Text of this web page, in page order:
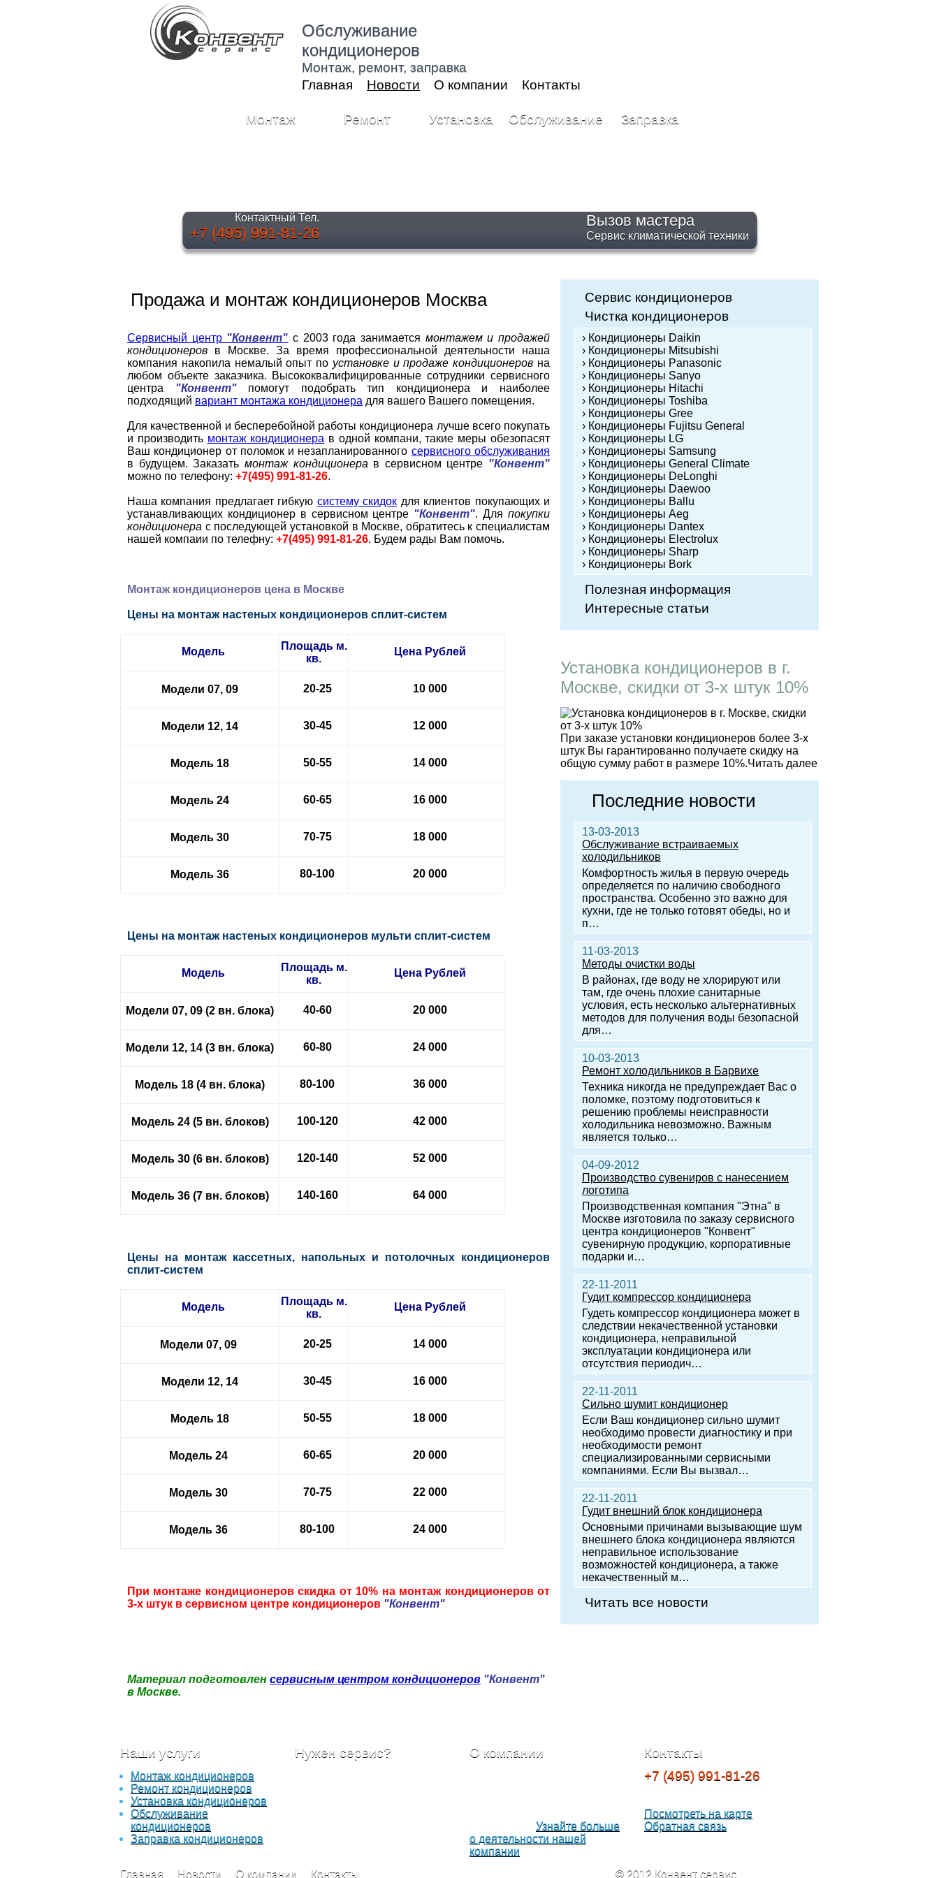
Обслуживание
кондиционеров
Монтаж, ремонт, заправка
Главная
Новости О компании Контакты
Монтаж Ремонт Установка Обслуживание Заправка
Контактный Тел.
+7 (495) 991-81-26
Вызов мастера
Cервис климатической техники
Продажа и монтаж кондиционеров Москва
Сервисный центр "Конвент" с 2003 года занимается монтажем и продажей
кондиционеров в Москве. За время профессиональной деятельности наша
компания накопила немалый опыт по установке и продаже кондиционеров на
любом объекте заказчика. Высококвалифицированные сотрудники сервисного
центра "Конвент"помогут подобрать тип кондиционера и наиболее
подходящий вариант монтажа кондиционера для вашего Вашего помещения.
Для качественной и бесперебойной работы кондиционера лучше всего покупать
и производить монтаж кондиционера в одной компани, такие меры обезопасят
Ваш кондиционер от поломок и незапланированного сервисного обслуживания
в будущем. Заказать монтаж кондиционера в сервисном центре "Конвент"
можно по телефону: +7(495) 991-81-26.
Наша компания предлагает гибкую систему скидок для клиентов покупающих и
устанавливающих кондиционер в сервисном центре "Конвент". Дляпокупки
кондиционера с последующей установкой в Москве, обратитесь к специалистам
нашей компаии по телефну: +7(495) 991-81-26. Будем рады Вам помочь.
Монтаж кондиционеров цена в Москве
Цены на монтаж настеных кондиционеров сплит-систем
Модель
Площадь м.
кв.
Цена Рублей
Модели 07, 09 20-25 10 000
Модели 12, 14 30-45 12 000
Модель 18 50-55 14 000
Модель 24 60-65 16 000
Модель 30 70-75 18 000
Модель 36 80-100 20 000
Цены на монтаж настеных кондиционеров мульти сплит-систем
Модель
Площадь м.
кв.
Цена Рублей
Модели 07, 09 (2 вн. блока) 40-60 20 000
Модели 12, 14 (3 вн. блока) 60-80 24 000
Модель 18 (4 вн. блока) 80-100 36 000
Модель 24 (5 вн. блоков) 100-120 42 000
Модель 30 (6 вн. блоков) 120-140 52 000
Модель 36 (7 вн. блоков) 140-160 64 000
Цены на монтаж кассетных, напольных и потолочных кондиционеров
сплит-систем
Модель
Площадь м.
кв.
Цена Рублей
Модели 07, 09 20-25 14 000
Модели 12, 14 30-45 16 000
Модель 18 50-55 18 000
Модель 24 60-65 20 000
Модель 30 70-75 22 000
Модель 36 80-100 24 000
При монтаже кондиционеров скидка от 10% на монтаж кондиционеров от
3-х штук в сервисном центре кондиционеров "Конвент"
Материал подготовлен сервисным центром кондиционеров "Конвент"
в Москве.
Сервис кондиционеров
Чистка кондиционеров
› Кондиционеры Daikin
› Кондиционеры Mitsubishi
› Кондиционеры Panasonic
› Кондиционеры Sanyo
› Кондиционеры Hitachi
› Кондиционеры Toshiba
› Кондиционеры Gree
› Кондиционеры Fujitsu General
› Кондиционеры LG
› Кондиционеры Samsung
› Кондиционеры General Climate
› Кондиционеры DeLonghi
› Кондиционеры Daewoo
› Кондиционеры Ballu
› Кондиционеры Аeg
› Кондиционеры Dantex
› Кондиционеры Еlectrolux
› Кондиционеры Sharp
› Кондиционеры Bork
Полезная информация
Интересные статьи
Установка кондиционеров в г.
Москве, скидки от 3-х штук 10%
При заказе установки кондиционеров более 3-х
штук Вы гарантированно получаете скидку на
общую сумму работ в размере 10%.Читать далее
Последние новости
13-03-2013
Обслуживание встраиваемых
холодильников
Комфортность жилья в первую очередь
определяется по наличию свободного
пространства. Особенно это важно для
кухни, где не только готовят обеды, но и
п…
11-03-2013
Методы очистки воды
В районах, где воду не хлорируют или
там, где очень плохие санитарные
условия, есть несколько альтернативных
методов для получения воды безопасной
для…
10-03-2013
Ремонт холодильников в Барвихе
Техника никогда не предупреждает Вас о
поломке, поэтому подготовиться к
решению проблемы неисправности
холодильника невозможно. Важным
является только…
04-09-2012
Производство сувениров с нанесением
логотипа
Производственная компания "Этна" в
Москве изготовила по заказу сервисного
центра кондиционеров "Конвент"
сувенирную продукцию, корпоративные
подарки и…
22-11-2011
Гудит компрессор кондиционера
Гудеть компрессор кондиционера может в
следствии некачественной установки
кондиционера, неправильной
эксплуатации кондиционера или
отсутствия периодич…
22-11-2011
Сильно шумит кондиционер
Если Ваш кондиционер сильно шумит
необходимо провести диагностику и при
необходимости ремонт
специализированными сервисными
компаниями. Если Вы вызвал…
22-11-2011
Гудит внешний блок кондиционера
Основными причинами вызывающие шум
внешнего блока кондиционера являются
неправильное использование
возможностей кондиционера, а также
некачественный м…
Читать все новости
Наши услуги
Монтаж кондиционеров
Ремонт кондиционеров
Установка кондиционеров
Обслуживание
кондиционеров
Заправка кондиционеров
Нужен сервис? О компании
Узнайте больше
о деятельности нашей
компании
Контакты
+7 (495) 991-81-26
Посмотреть на карте
Обратная связь
Главная Новости О компании Контакты © 2012 Конвент сервис